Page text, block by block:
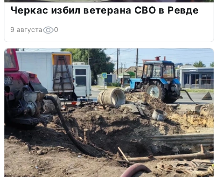
Черкас избил ветерана СВО в Ревде
9 августа 0